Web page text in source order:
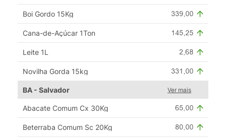
Boi Gordo 15Kg
Cana-de-Açúcar 1Ton
Leite 1L
Novilha Gorda 15kg
BA - Salvador Ver mais
Abacate Comum Cx 30Kg
Beterraba Comum Sc 20Kg